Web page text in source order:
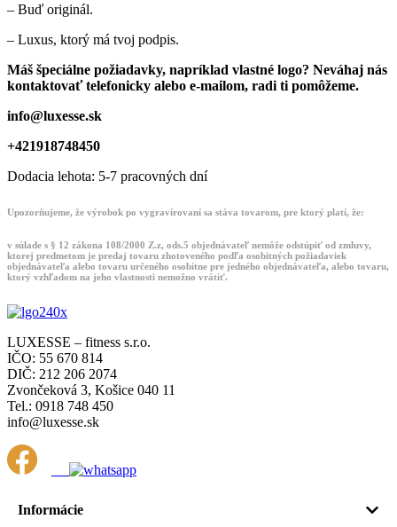
– Buď originál.
– Luxus, ktorý má tvoj podpis.
Máš špeciálne požiadavky, napríklad vlastné logo? Neváhaj nás
kontaktovať telefonicky alebo e-mailom, radi ti pomôžeme.
info@luxesse.sk
+421918748450
Dodacia lehota: 5-7 pracovných dní
Upozorňujeme, že výrobok po vygravírovaní sa stáva tovarom, pre ktorý platí, že:
v súlade s § 12 zákona 108/2000 Z.z, ods.5 objednávateľ nemôže odstúpiť od zmluvy,
ktorej predmetom je predaj tovaru zhotoveného podľa osobitných požiadaviek
objednávateľa alebo tovaru určeného osobitne pre jedného objednávateľa, alebo tovaru,
ktorý vzhľadom na jeho vlastnosti nemožno vrátiť.
LUXESSE – fitness s.r.o.
IČO: 55 670 814
DIČ: 212 206 2074
Zvončeková 3, Košice 040 11
Tel.: 0918 748 450
info@luxesse.sk
Informácie